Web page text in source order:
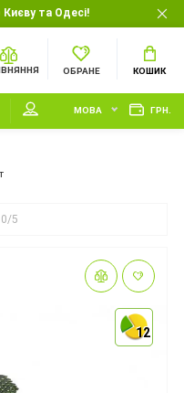
та Одесі!
ОБРАНЕ КОШИК
МОВА ГРН.
0/5
12
12